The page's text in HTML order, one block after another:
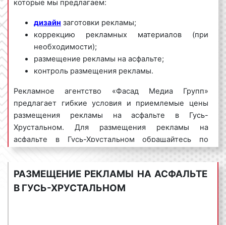
которые мы предлагаем:
дизайн заготовки рекламы;
коррекцию рекламных материалов (при
необходимости);
размещение рекламы на асфальте;
контроль размещения рекламы.
Рекламное агентство «Фасад Медиа Групп»
предлагает гибкие условия и приемлемые цены
размещения рекламы на асфальте в Гусь-
Хрустальном. Для размещения рекламы на
асфальте в Гусь-Хрустальном обращайтесь по
телефону:8 800 201-23-74 или оставьте заявку на
Размещение рекламы на асфальте «под
ключ» гарантируем!
РАЗМЕЩЕНИЕ РЕКЛАМЫ НА АСФАЛЬТЕ
В ГУСЬ-ХРУСТАЛЬНОМ